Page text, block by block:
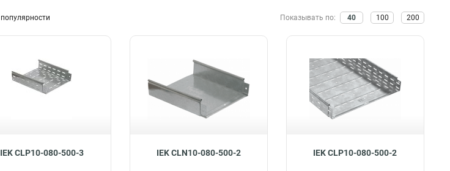
популярности Показывать по: 40 100 200
IEK CLP10-080-500-3 IEK CLN10-080-500-2 IEK CLP10-080-500-2